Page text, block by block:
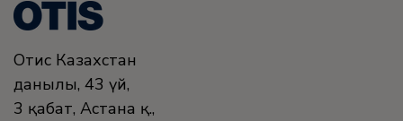
Отис Казахстан
данғылы, 43 үй,
3 қабат, Астана қ.,